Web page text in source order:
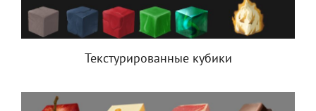
Текстурированные кубики